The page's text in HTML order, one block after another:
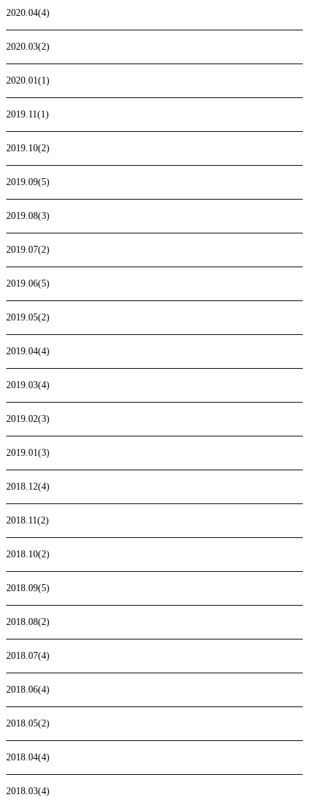
2020.04(4)
2020.03(2)
2020.01(1)
2019.11(1)
2019.10(2)
2019.09(5)
2019.08(3)
2019.07(2)
2019.06(5)
2019.05(2)
2019.04(4)
2019.03(4)
2019.02(3)
2019.01(3)
2018.12(4)
2018.11(2)
2018.10(2)
2018.09(5)
2018.08(2)
2018.07(4)
2018.06(4)
2018.05(2)
2018.04(4)
2018.03(4)